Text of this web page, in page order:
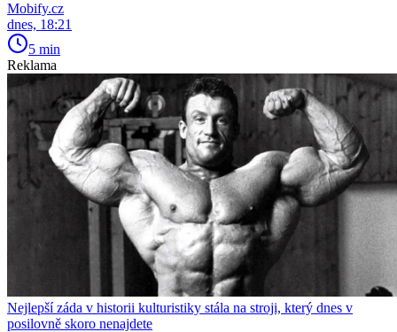
Mobify.cz
dnes, 18:21
5 min
Reklama
Nejlepší záda v historii kulturistiky stála na stroji, který dnes v
posilovně skoro nenajdete